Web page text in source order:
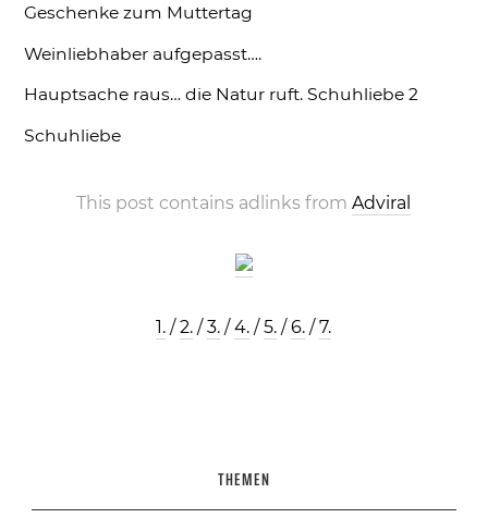
Geschenke zum Muttertag
Weinliebhaber aufgepasst….
Hauptsache raus… die Natur ruft. Schuhliebe 2
Schuhliebe
This post contains adlinks fromAdviral
1. /2. /3. /4. /5. /6. /7.
THEMEN